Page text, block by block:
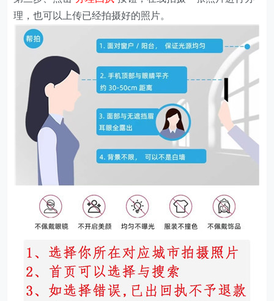
理，也可以上传已经拍摄好的照片。